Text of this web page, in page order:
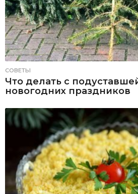
СОВЕТЫ
Что делать с
новогодних праздников